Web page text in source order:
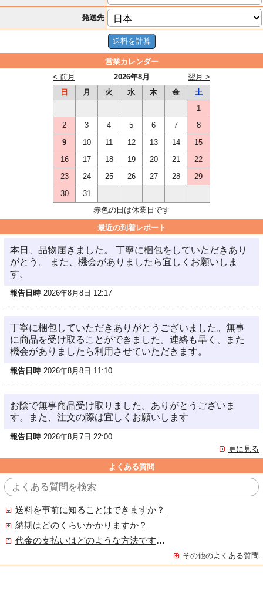
発送先
営業カレンダー
2026年8月
< 前月
翌月 >
日
月 火 水 木 金
土
1
2
3 4 5 6 7
8
9
10 11 12 13 14
15
16
17 18 19 20 21
22
23
24 25 26 27 28
29
30
31
赤色の日は休業日です
最近の到着レポート
本日、品物届きました。 丁寧に梱包をしていただきあり
がとう。 また、機会がありましたら宜しくお願いしま
す。
報告日時 2026年8月8日 12:17
丁寧に梱包していただきありがとうございました。無事
に商品を受け取ることができました。連絡も早く、また
機会がありましたら利用させていただきます。
報告日時 2026年8月8日 11:10
お陰で無事商品受け取りました。ありがとうございま
す。また、注文の際は宜しくお願いします
報告日時 2026年8月7日 22:00
更に見る
よくある質問
送料を事前に知ることはできますか？
納期はどのくらいかかりますか？
代金の支払いはどのような方法ですか？
その他のよくある質問